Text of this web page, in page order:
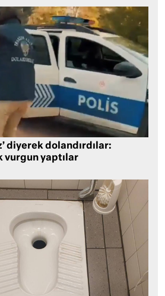
diyerek dolandırdılar:
vurgun yaptılar